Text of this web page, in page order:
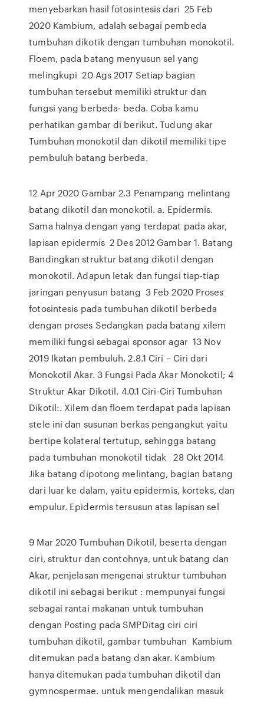
menyebarkan hasil fotosintesis dari 25 Feb
2020 Kambium, adalah sebagai pembeda
tumbuhan dikotik dengan tumbuhan monokotil.
Floem, pada batang menyusun sel yang
melingkupi 20 Ags 2017 Setiap bagian
tumbuhan tersebut memiliki struktur dan
fungsi yang berbeda- beda. Coba kamu
perhatikan gambar di berikut. Tudung akar
Tumbuhan monokotil dan dikotil memiliki tipe
pembuluh batang berbeda.
12 Apr 2020 Gambar 2.3 Penampang melintang
batang dikotil dan monokotil. a. Epidermis.
Sama halnya dengan yang terdapat pada akar,
lapisan epidermis 2 Des 2012 Gambar 1. Batang
Bandingkan struktur batang dikotil dengan
monokotil. Adapun letak dan fungsi tiap-tiap
jaringan penyusun batang 3 Feb 2020 Proses
fotosintesis pada tumbuhan dikotil berbeda
dengan proses Sedangkan pada batang xilem
memiliki fungsi sebagai sponsor agar 13 Nov
2019 Ikatan pembuluh. 2.8.1 Ciri – Ciri dari
Monokotil Akar. 3 Fungsi Pada Akar Monokotil; 4
Struktur Akar Dikotil. 4.0.1 Ciri-Ciri Tumbuhan
Dikotil:. Xilem dan floem terdapat pada lapisan
stele ini dan susunan berkas pengangkut yaitu
bertipe kolateral tertutup, sehingga batang
pada tumbuhan monokotil tidak 28 Okt 2014
Jika batang dipotong melintang, bagian batang
dari luar ke dalam, yaitu epidermis, korteks, dan
empulur. Epidermis tersusun atas lapisan sel
9 Mar 2020 Tumbuhan Dikotil, beserta dengan
ciri, struktur dan contohnya, untuk batang dan
Akar, penjelasan mengenai struktur tumbuhan
dikotil ini sebagai berikut : mempunyai fungsi
sebagai rantai makanan untuk tumbuhan
dengan Posting pada SMPDitag ciri ciri
tumbuhan dikotil, gambar tumbuhan Kambium
ditemukan pada batang dan akar. Kambium
hanya ditemukan pada tumbuhan dikotil dan
gymnospermae. untuk mengendalikan masuk